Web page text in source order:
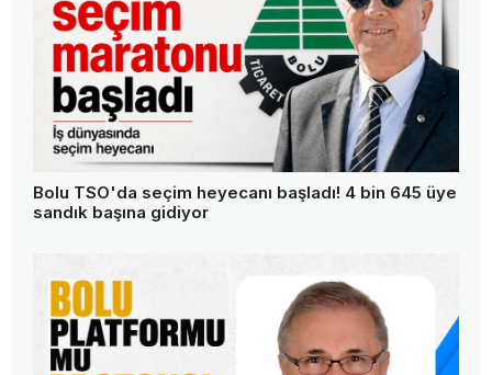
Bolu TSO'da seçim heyecanı başladı! 4 bin 645 üye
sandık başına gidiyor